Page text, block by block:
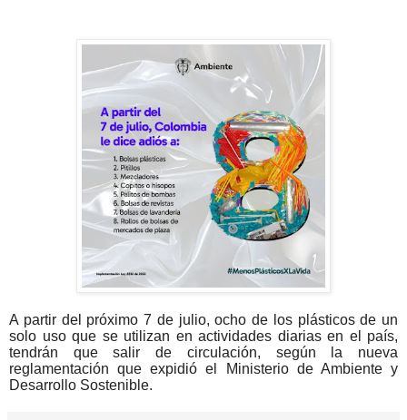
A partir del próximo 7 de julio, ocho de los plásticos de un
solo uso que se utilizan en actividades diarias en el país,
tendrán que salir de circulación, según la nueva
reglamentación que expidió el Ministerio de Ambiente y
Desarrollo Sostenible.